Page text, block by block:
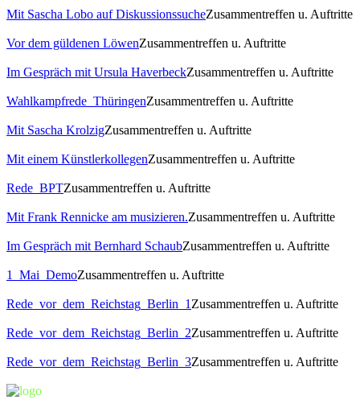
Mit Sascha Lobo auf DiskussionssucheZusammentreffen u. Auftritte
Vor dem güldenen LöwenZusammentreffen u. Auftritte
Im Gespräch mit Ursula HaverbeckZusammentreffen u. Auftritte
Wahlkampfrede_ThüringenZusammentreffen u. Auftritte
Mit Sascha KrolzigZusammentreffen u. Auftritte
Mit einem KünstlerkollegenZusammentreffen u. Auftritte
Rede_BPTZusammentreffen u. Auftritte
Mit Frank Rennicke am musizieren.Zusammentreffen u. Auftritte
Im Gespräch mit Bernhard SchaubZusammentreffen u. Auftritte
1_Mai_DemoZusammentreffen u. Auftritte
Rede_vor_dem_Reichstag_Berlin_1 Zusammentreffen u. Auftritte
Rede_vor_dem_Reichstag_Berlin_2Zusammentreffen u. Auftritte
Rede_vor_dem_Reichstag_Berlin_3Zusammentreffen u. Auftritte